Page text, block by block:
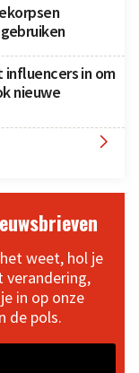
in om
nieuwe

weet, hol je
verandering,
in op onze
de pols.